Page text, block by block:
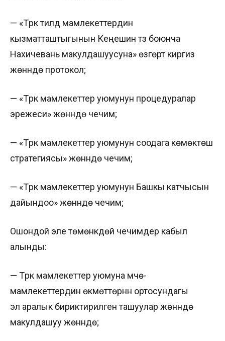
— «Түрк тилдүү мамлекеттердин
кызматташтыгынын Кеңешин түзүү боюнча
Нахичевань макулдашуусуна» өзгөртүү киргизүү
жөнүндө протокол;
— «Түрк мамлекеттер уюмунун процедуралар
эрежеси» жөнүндө чечим;
— «Түрк мамлекеттер уюмунун соодага көмөктөшүү
стратегиясы» жөнүндө чечим;
— «Түрк мамлекеттер уюмунун Башкы катчысын
дайындоо» жөнүндө чечим;
Ошондой эле төмөнкүдөй чечимдер кабыл
алынды:
— Түрк мамлекеттер уюмуна мүчө-
мамлекеттердин өкмөттөрүнүн ортосундагы
эл аралык бириктирилген ташуулар жөнүндө
макулдашуу жөнүндө;